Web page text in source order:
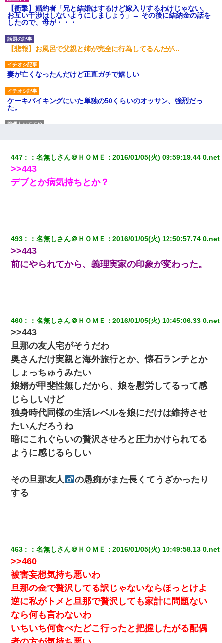
【衝撃】婚約者「兄と結婚はするけど嫁入りするわけじゃない。
お互い干渉はしないようにしましょう」→ その後に結納金の話を
したので、母が・・・
【悲報】お風呂で父親と姉が完全に行為してるんだが...
妻が亡くなったんだけど正直ガチで嬉しい
ケーキバイキングにいた単独の50くらいのオッサン、強烈だっ
た。
【ワロタ】姉から「肉食系14才、乳丸出し、毛はうっすら生えか
け」というタイトルで画像が送られてきた
32歳ワイ、34歳の可愛い女と付き合うも現実を知ってしまい無事
死亡・・・
彼氏家「うちは墨入れるのが伝統だから。お前も彫れ」 → 結果…
【GJ!】会社から帰宅中、広い駐車場にエンジンかけっ放しの車を
発見。しかも「ヒィ～」みたいな声も聞こえてきたので気になっ
て近寄ったら女の子がおっさんの下敷きになってた
テレワーク上司「会議中はカメラ付けろ！」女社員「え、事前連
絡無しは無理」上司「いいから付けろ！」→
最近うちの庭に知らない男の人がしょっちゅう入ってくる。それ
を職場で愚痴ったら、同僚男性が怒鳴りつけてきた。
反論をしてみた
ホテルに泊まったんだけど従業員が最悪だった。折角の旅行で何
故私が怒鳴られなきゃいけなかったのだ
上司「何なの、この書類！！」私「あの‥」上司「今は私が話し
てるの！」私「ですから」上司「黙って聞きなさい！」私「それ
は」上司「言い訳しない！」→結果ｗｗｗｗｗ
447 ：名無しさん＠ＨＯＭＥ ：2016/01/05(火) 09:59:19.44 0.net
>>443
デブとか病気持ちとか？
493 ：名無しさん＠ＨＯＭＥ ：2016/01/05(火) 12:50:57.74 0.net
>>443
前にやられてから、義理実家の印象が変わった。
460 ：名無しさん＠ＨＯＭＥ ：2016/01/05(火) 10:45:06.33 0.net
>>443
旦那の友人宅がそうだわ
奥さんだけ実親と海外旅行とか、懐石ランチとか
しょっちゅうみたい
娘婿が甲斐性無しだから、娘を慰労してるって感
じらしいけど
独身時代同様の生活レベルを娘にだけは維持させ
たいんだろうね
暗にこれぐらいの贅沢させろと圧力かけられてる
ように感じるらしい
その旦那友人
の愚痴がまた長くてうざかったり
する
463 ：名無しさん＠ＨＯＭＥ ：2016/01/05(火) 10:49:58.13 0.net
>>460
被害妄想気持ち悪いわ
旦那の金で贅沢してる訳じゃないならほっとけよ
逆に私がトメと旦那で贅沢しても家計に問題ない
なら何も言わないわ
いちいち何食べたどこ行ったと把握したがる配偶